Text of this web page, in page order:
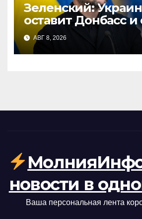
Зеленский:
оставит Донбасс и
людей — позиция
АВГ 8, 2026
новости в
Ваша персональная лента